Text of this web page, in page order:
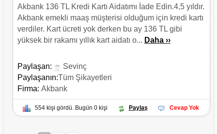
Akbank 136 TL Kredi Kartı Aidatımı İade Edin.4,5 yıldır.
Akbank emekli maaş müşterisi olduğum için kredi kartı
verdiler. Kart ücreti yok derken bu ay 136 TL gibi
yüksek bir rakamı yıllık kart aidatı o... Daha ››
Paylaşan:
Sevinç
Paylaşanın:Tüm Şikayetleri
Firma: Akbank
554 kişi gördü. Bugün 0 kişi Paylaş Cevap Yok